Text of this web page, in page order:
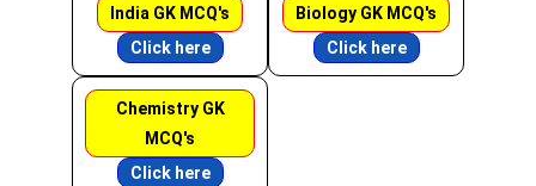
India GK MCQ's
Click here
Biology GK MCQ's
Click here
Chemistry GK
MCQ's
Click here